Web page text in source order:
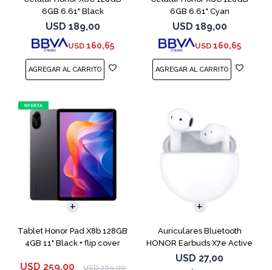
6GB 6.61" Black
USD 189,00
USD 160,65
6GB 6.61" Cyan
USD 189,00
USD 160,65
Tablet Honor Pad X8b 128GB
4GB 11" Black + flip cover
USD 259,00 USD 269,00
Auriculares Bluetooth
HONOR Earbuds X7e Active
TWS White
USD 27,00